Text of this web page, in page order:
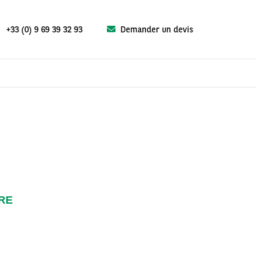
+33 (0) 9 69 39 32 93 Demander un devis